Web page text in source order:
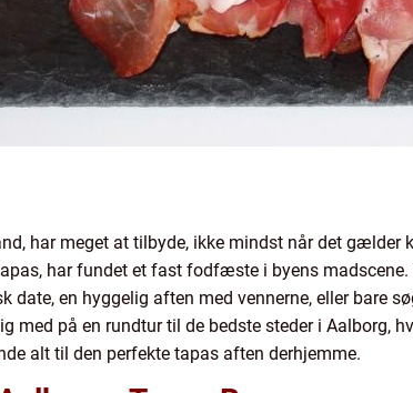
har meget at tilbyde, ikke mindst når det
har fundet et fast fodfæste i byens
date, en hyggelig aften med vennerne, eller bare
med på en rundtur til de bedste steder i Aalborg,
alt til den perfekte tapas aften derhjemme.